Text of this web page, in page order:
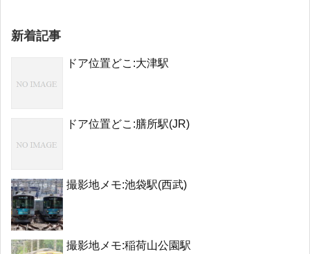
新着記事
ドア位置どこ:大津駅
ドア位置どこ:膳所駅(JR)
撮影地メモ:池袋駅(西武)
撮影地メモ:稲荷山公園駅